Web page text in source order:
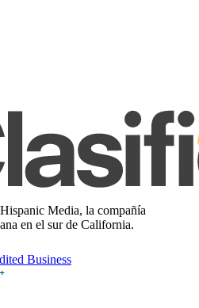
Media, la compañía
en el sur de California.
Business